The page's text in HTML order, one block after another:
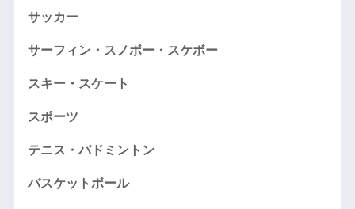
サッカー
サーフィン・スノボー・スケボー
スキー・スケート
スポーツ
テニス・バドミントン
バスケットボール